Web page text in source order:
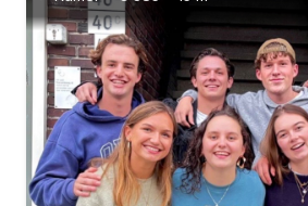
Vast contract 3 huisgenoten